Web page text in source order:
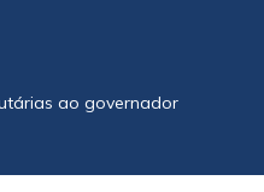
ao governador